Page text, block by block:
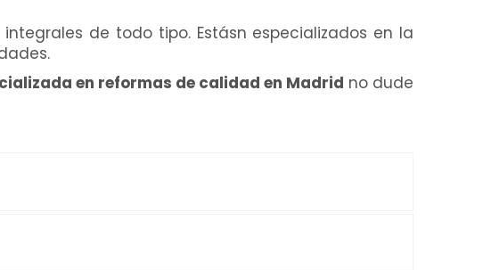
de todo tipo. Estásn especializados en la
en reformas de calidad en Madrid no dude